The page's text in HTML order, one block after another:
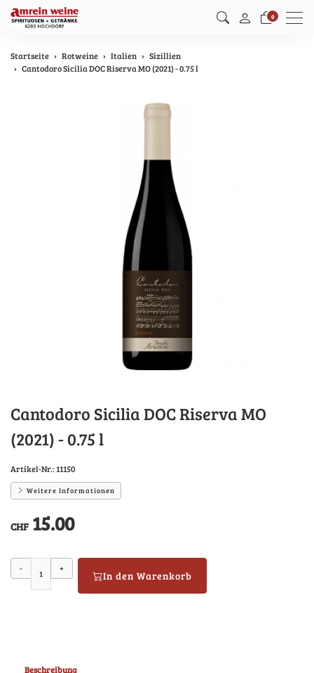
0 Menu
Startseite Rotweine Italien
Sizillien
Cantodoro Sicilia DOC Riserva MO (2021) - 0.75 l
Cantodoro Sicilia DOC Riserva MO
(2021) - 0.75 l
Artikel-Nr.:11150
Weitere Informationen
CHF 15.00
- +
In den Warenkorb
Beschreibung